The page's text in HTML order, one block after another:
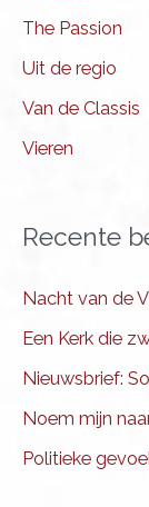
The Passion
Uit de regio
Van de Classis
Vieren
Recente
Nacht van de
Een Kerk die
Nieuwsbrief:
Noem mijn
Politieke